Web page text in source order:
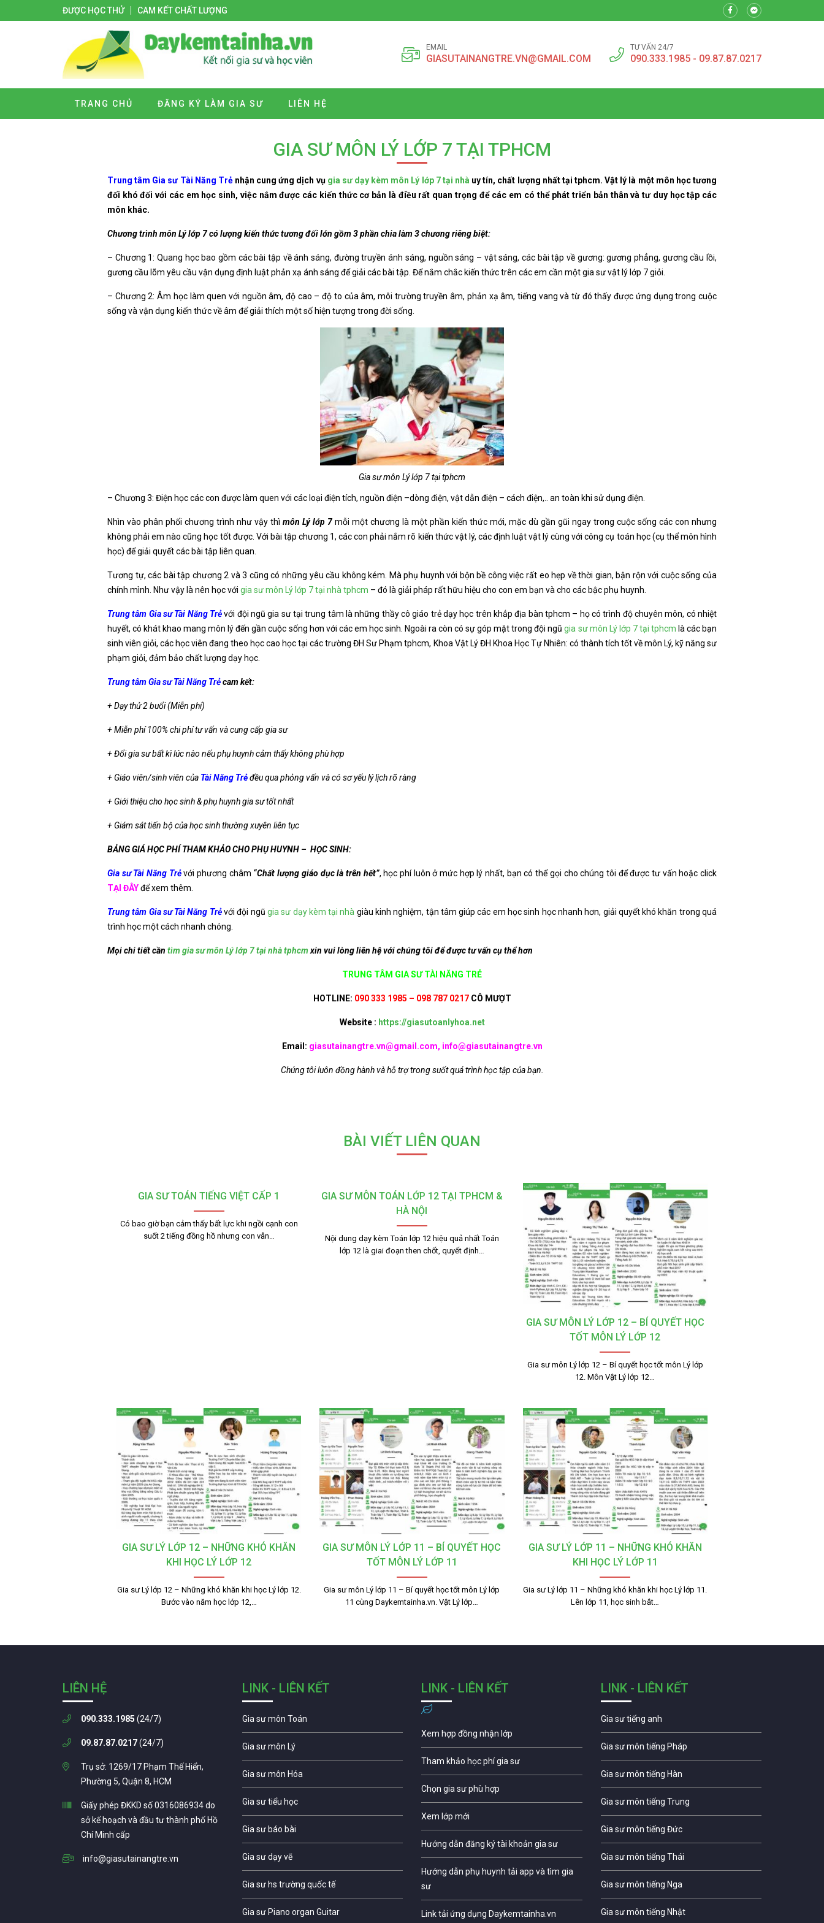
ĐƯỢC HỌC THỬ CAM KẾT CHẤT LƯỢNG
EMAIL
GIASUTAINANGTRE.VN@GMAIL.COM
TƯ VẤN 24/7
090.333.1985 - 09.87.87.0217
TRANG CHỦ ĐĂNG KÝ LÀM GIA SƯ LIÊN HỆ
GIA SƯ MÔN LÝ LỚP 7 TẠI TPHCM
Trung tâm Gia sư Tài Năng Trẻnhận cung ứng dịch vụ gia sư dạy kèm môn Lý lớp 7 tại nhà uy tín, chất lượng nhất tại tphcm. Vật lý là một môn học tương
đối khó đối với các em học sinh, việc nắm được các kiến thức cơ bản là điều rất quan trọng để các em có thể phát triển bản thân và tư duy học tập các
môn khác.
Chương trình môn Lý lớp 7 có lượng kiến thức tương đối lớn gồm 3 phần chia làm 3 chương riêng biệt:
– Chương 1: Quang học bao gồm các bài tập về ánh sáng, đường truyền ánh sáng, nguồn sáng – vật sáng, các bài tập về gương: gương phẳng, gương cầu lồi,
gương cầu lõm yêu cầu vận dụng định luật phản xạ ánh sáng để giải các bài tập. Để nắm chắc kiến thức trên các em cần một gia sư vật lý lớp 7 giỏi.
– Chương 2: Âm học làm quen với nguồn âm, độ cao – độ to của âm, môi trường truyền âm, phản xạ âm, tiếng vang và từ đó thấy được ứng dụng trong cuộc
sống và vận dụng kiến thức về âm để giải thích một số hiện tượng trong đời sống.
Gia sư môn Lý lớp 7 tại tphcm
– Chương 3: Điện học các con được làm quen với các loại điện tích, nguồn điện –dòng điện, vật dẫn điện – cách điện,.. an toàn khi sử dụng điện.
Nhìn vào phân phối chương trình như vậy thì môn Lý lớp 7 mỗi một chương là một phần kiến thức mới, mặc dù gần gũi ngay trong cuộc sống các con nhưng
không phải em nào cũng học tốt được. Với bài tập chương 1, các con phải nắm rõ kiến thức vật lý, các định luật vật lý cùng với công cụ toán học (cụ thể môn hình
học) để giải quyết các bài tập liên quan.
Tương tự, các bài tập chương 2 và 3 cũng có những yêu cầu không kém. Mà phụ huynh với bộn bề công việc rất eo hẹp về thời gian, bận rộn với cuộc sống của
chính mình. Như vậy là nên học với gia sư môn Lý lớp 7 tại nhà tphcm – đó là giải pháp rất hữu hiệu cho con em bạn và cho các bậc phụ huynh.
Trung tâm Gia sư Tài Năng Trẻvới đội ngũ gia sư tại trung tâm là những thầy cô giáo trẻ dạy học trên khắp địa bàn tphcm – họ có trình độ chuyên môn, có nhiệt
huyết, có khát khao mang môn lý đến gần cuộc sống hơn với các em học sinh. Ngoài ra còn có sự góp mặt trong đội ngũgia sư môn Lý lớp 7 tại tphcm là các bạn
sinh viên giỏi, các học viên đang theo học cao học tại các trường ĐH Sư Phạm tphcm, Khoa Vật Lý ĐH Khoa Học Tự Nhiên: có thành tích tốt về môn Lý, kỹ năng sư
phạm giỏi, đảm bảo chất lượng dạy học.
Trung tâm Gia sư Tài Năng Trẻcam kết:
+ Dạy thử 2 buổi (Miễn phí)
+ Miễn phí 100% chi phí tư vấn và cung cấp gia sư
+ Đổi gia sư bất kì lúc nào nếu phụ huynh cảm thấy không phù hợp
+ Giáo viên/sinh viên của Tài Năng Trẻđều qua phỏng vấn và có sơ yếu lý lịch rõ ràng
+ Giới thiệu cho học sinh & phụ huynh gia sư tốt nhất
+ Giám sát tiến bộ của học sinh thường xuyên liên tục
BẢNG GIÁ HỌC PHÍ THAM KHẢO CHO PHỤ HUYNH – HỌC SINH:
Gia sư Tài Năng Trẻ với phương châm “Chất lượng giáo dục là trên hết”, học phí luôn ở mức hợp lý nhất, bạn có thể gọi cho chúng tôi để được tư vấn hoặc click
TẠI ĐÂYđể xem thêm.
Trung tâm Gia sư Tài Năng Trẻvới đội ngũ gia sư dạy kèm tại nhà giàu kinh nghiệm, tận tâm giúp các em học sinh học nhanh hơn, giải quyết khó khăn trong quá
trình học một cách nhanh chóng.
Mọi chi tiết cần tìm gia sư môn Lý lớp 7 tại nhà tphcm xin vui lòng liên hệ với chúng tôi để được tư vấn cụ thể hơn
TRUNG TÂM GIA SƯ TÀI NĂNG TRẺ
HOTLINE: 090 333 1985 – 098 787 0217 CÔ MƯỢT
Website : https://giasutoanlyhoa.net
Email: giasutainangtre.vn@gmail.com, info@giasutainangtre.vn
Chúng tôi luôn đồng hành và hỗ trợ trong suốt quá trình học tập của bạn.
BÀI VIẾT LIÊN QUAN
GIA SƯ TOÁN TIẾNG VIỆT CẤP 1
Có bao giờ bạn cảm thấy bất lực khi ngồi cạnh con
suốt 2 tiếng đồng hồ nhưng con vẫn…
GIA SƯ MÔN TOÁN LỚP 12 TẠI TPHCM &
HÀ NỘI
Nội dung dạy kèm Toán lớp 12 hiệu quả nhất Toán
lớp 12 là giai đoạn then chốt, quyết định…
GIA SƯ MÔN LÝ LỚP 12 – BÍ QUYẾT HỌC
TỐT MÔN LÝ LỚP 12
Gia sư môn Lý lớp 12 – Bí quyết học tốt môn Lý lớp
12. Môn Vật Lý lớp 12…
GIA SƯ LÝ LỚP 12 – NHỮNG KHÓ KHĂN
KHI HỌC LÝ LỚP 12
Gia sư Lý lớp 12 – Những khó khăn khi học Lý lớp 12.
Bước vào năm học lớp 12,…
GIA SƯ MÔN LÝ LỚP 11 – BÍ QUYẾT HỌC
TỐT MÔN LÝ LỚP 11
Gia sư môn Lý lớp 11 – Bí quyết học tốt môn Lý lớp
11 cùng Daykemtainha.vn. Vật Lý lớp…
GIA SƯ LÝ LỚP 11 – NHỮNG KHÓ KHĂN
KHI HỌC LÝ LỚP 11
Gia sư Lý lớp 11 – Những khó khăn khi học Lý lớp 11.
Lên lớp 11, học sinh bắt…
LIÊN HỆ
090.333.1985 (24/7)
09.87.87.0217(24/7)
Trụ sở: 1269/17 Phạm Thế Hiển,
Phường 5, Quận 8, HCM
Giấy phép ĐKKD số 0316086934 do
sở kế hoạch và đầu tư thành phố Hồ
Chí Minh cấp
info@giasutainangtre.vn
LINK - LIÊN KẾT
Gia sư môn Toán
Gia sư môn Lý
Gia sư môn Hóa
Gia sư tiểu học
Gia sư báo bài
Gia sư dạy vẽ
Gia sư hs trường quốc tế
Gia sư Piano organ Guitar
LINK - LIÊN KẾT
Xem hợp đồng nhận lớp
Tham khảo học phí gia sư
Chọn gia sư phù hợp
Xem lớp mới
Hướng dẫn đăng ký tài khoản gia sư
Hướng dẫn phụ huynh tải app và tìm gia
sư
Link tải ứng dụng Daykemtainha.vn
LINK - LIÊN KẾT
Gia sư tiếng anh
Gia sư môn tiếng Pháp
Gia sư môn tiếng Hàn
Gia sư môn tiếng Trung
Gia sư môn tiếng Đức
Gia sư môn tiếng Thái
Gia sư môn tiếng Nga
Gia sư môn tiếng Nhật